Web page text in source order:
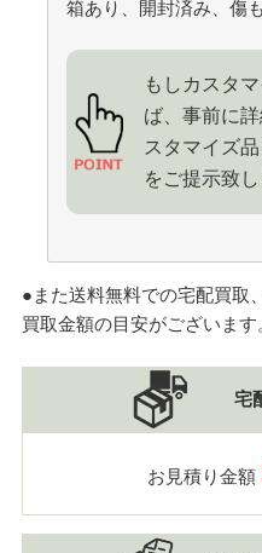
箱あり、開封済み、傷
もしカスタ
ば、事前に
スタマイズ
をご提示致し
●また送料無料での宅配買取
買取金額の目安がございます
宅
お見積り金額